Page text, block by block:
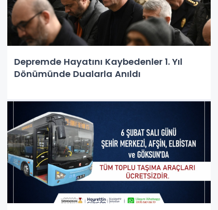
Depremde Hayatını Kaybedenler 1. Yıl
Dönümünde Dualarla Anıldı